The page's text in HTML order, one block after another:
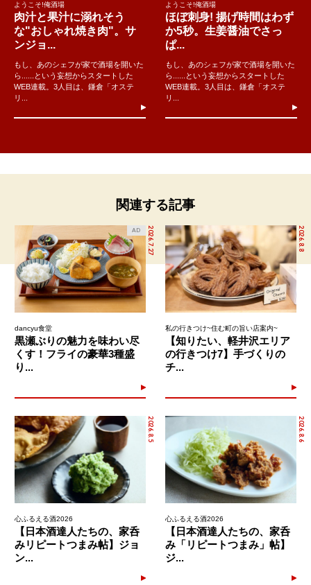
ようこそ!俺酒場
肉汁と果汁に溺れそう
な"おしゃれ焼き肉"。サ
ンジョ...
もし、あのシェフが家で酒場を開いた
ら......という妄想からスタートした
WEB連載。3人目は、鎌倉「オステ
リ...
ようこそ!俺酒場
ほぼ刺身! 揚げ時間はわず
か5秒。生姜醤油でさっ
ぱ...
もし、あのシェフが家で酒場を開いた
ら......という妄想からスタートした
WEB連載。3人目は、鎌倉「オステ
リ...
関連する記事
2026.7.27
AD
dancyu食堂
黒瀬ぶりの魅力を味わい尽
くす！フライの豪華3種盛
り...
2026.8.8
私の行きつけ~住む町の旨い店案内~
【知りたい、軽井沢エリア
の行きつけ7】手づくりの
チ...
2026.8.5
心ふるえる酒2026
【日本酒達人たちの、家呑
みリピートつまみ帖】ジョ
ン...
2026.8.6
心ふるえる酒2026
【日本酒達人たちの、家呑
み「リピートつまみ」帖】
ジ...